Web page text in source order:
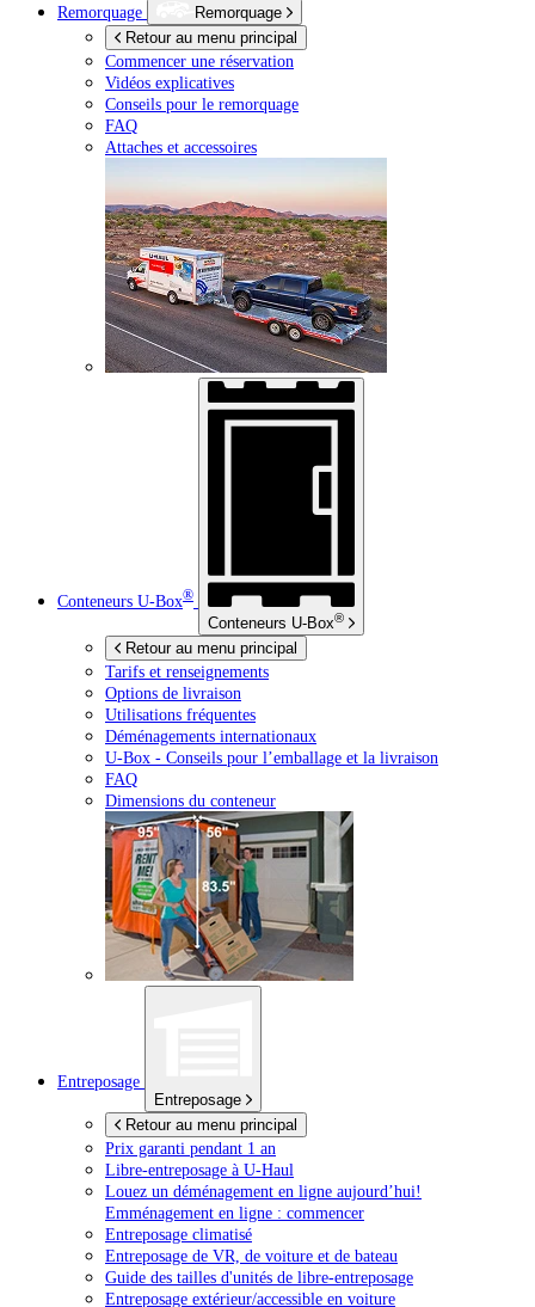
Remorquage
Remorquage
Retour au menu principal
Commencer une réservation
Vidéos explicatives
Conseils pour le remorquage
FAQ
Attaches et accessoires
Conteneurs U-Box®
Conteneurs U-Box®
Retour au menu principal
Tarifs et renseignements
Options de livraison
Utilisations fréquentes
Déménagements internationaux
U-Box - Conseils pour l’emballage et la livraison
FAQ
Dimensions du conteneur
Entreposage
Entreposage
Retour au menu principal
Prix garanti pendant 1 an
Libre-entreposage à U-Haul
Louez un déménagement en ligne aujourd’hui!
Emménagement en ligne : commencer
Entreposage climatisé
Entreposage de VR, de voiture et de bateau
Guide des tailles d'unités de libre-entreposage
Entreposage extérieur/accessible en voiture